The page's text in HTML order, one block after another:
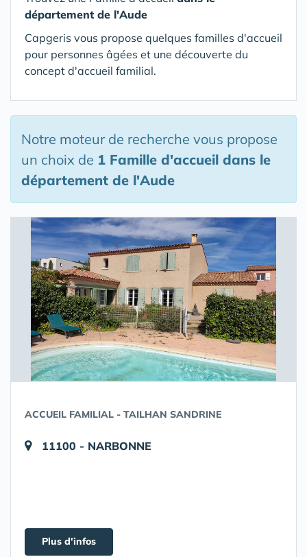
département de l'Aude
Capgeris vous propose quelques familles d'accueil
pour personnes âgées et une découverte du
concept d'accueil familial.
Notre moteur de recherche vous propose
un choix de 1 Famille d'accueil dans le
département de l'Aude
ACCUEIL FAMILIAL - TAILHAN SANDRINE
11100 - NARBONNE
Plus d'infos